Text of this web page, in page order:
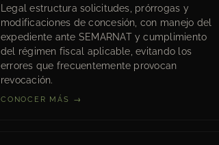
Legal estructura solicitudes, prórrogas y
modificaciones de concesión, con manejo del
expediente ante SEMARNAT y cumplimiento
del régimen fiscal aplicable, evitando los
errores que frecuentemente provocan
revocación.
CONOCER MÁS →